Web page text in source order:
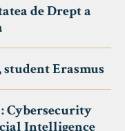
de Drept a
Erasmus
Cybersecurity
Intelligence